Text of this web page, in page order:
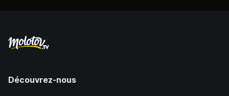
Découvrez-nous